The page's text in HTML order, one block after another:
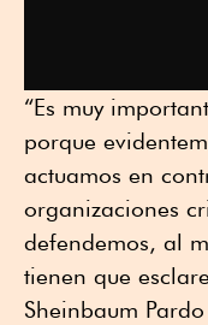
“Es muy
porque
actuamos en
organizaciones
defendemos, al
tienen que
Sheinbaum